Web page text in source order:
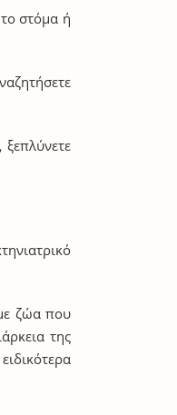
στόμα ή
ζώα που
της